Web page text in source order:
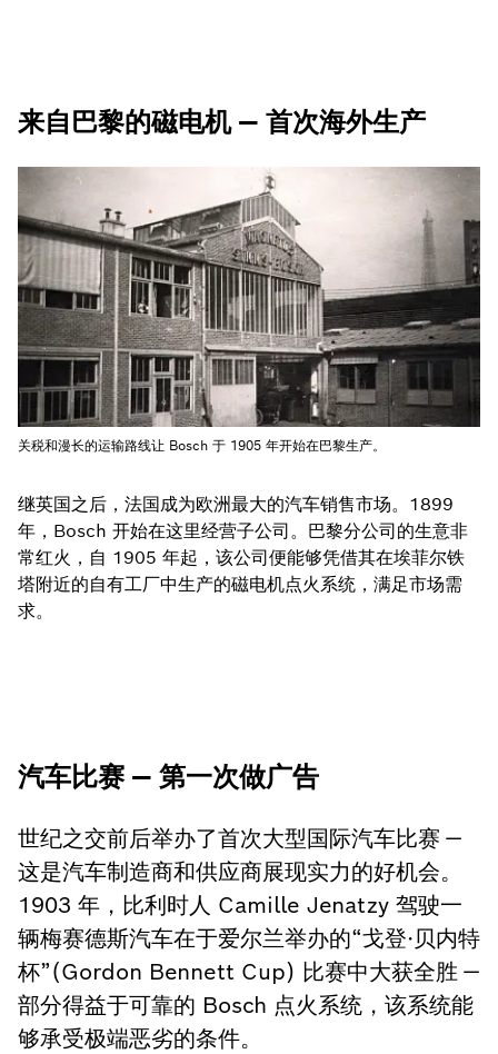
来自巴黎的磁电机 — 首次海外生产
继英国之后，法国成为欧洲最大的汽车销售市场。1899
年，Bosch 开始在这里经营子公司。巴黎分公司的生意非
常红火，自 1905 年起，该公司便能够凭借其在埃菲尔铁
塔附近的自有工厂中生产的磁电机点火系统，满足市场需
求。
关税和漫长的运输路线让 Bosch 于 1905 年开始在巴黎生产。
汽车比赛 — 第一次做广告
世纪之交前后举办了首次大型国际汽车比赛 —
这是汽车制造商和供应商展现实力的好机会。
1903 年，比利时人 Camille Jenatzy 驾驶一
辆梅赛德斯汽车在于爱尔兰举办的“戈登·贝内特
杯”(Gordon Bennett Cup) 比赛中大获全胜 —
部分得益于可靠的 Bosch 点火系统，该系统能
够承受极端恶劣的条件。